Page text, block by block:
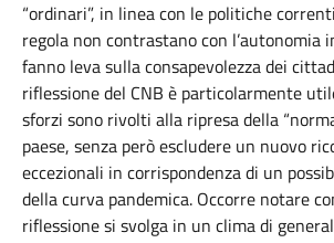
“ordinari”, in linea con le politiche
regola non contrastano con l’autonomia
fanno leva sulla consapevolezza dei
riflessione del CNB è particolarmente
sforzi sono rivolti alla ripresa della
paese, senza però escludere un nuovo
eccezionali in corrispondenza di un
della curva pandemica. Occorre notare
riflessione si svolga in un clima di